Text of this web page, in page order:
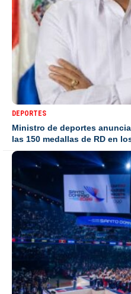
DEPORTES
Ministro de deportes
las 150 medallas de RD en